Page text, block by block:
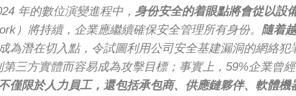
年的數位演變進程中， 身份安全的着眼點將會從以設
）將持續，企業應繼續確保安全管理所有身份。 隨着
為潛在切入點，令試圖利用公司安全基建漏洞的網絡犯
三方實體而容易成為攻擊目標；事實上，59%企業曾
僅限於人力員工，還包括承包商、供應鏈夥伴、軟體